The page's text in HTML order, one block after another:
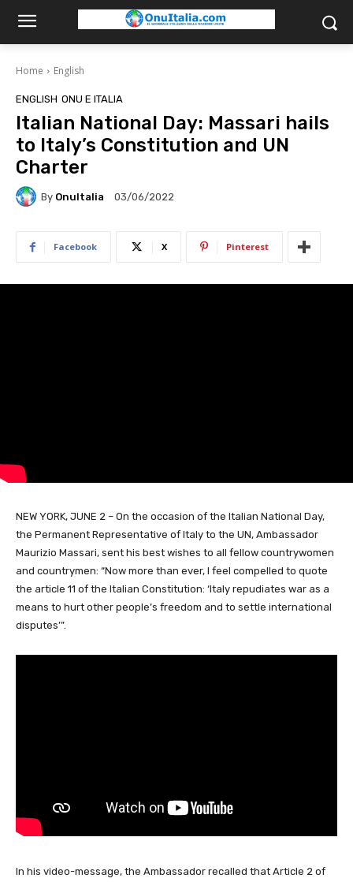
Home English
ENGLISH ONU E ITALIA
Italian National Day: Massari hails
to Italy’s Constitution and UN
Charter
By OnuItalia 03/06/2022
Facebook X Pinterest
NEW YORK, JUNE 2 – On the occasion of the Italian National Day,
the Permanent Representative of Italy to the UN, Ambassador
Maurizio Massari, sent his best wishes to all fellow countrywomen
and countrymen: “Now more than ever, I feel compelled to quote
the article 11 of the Italian Constitution: ‘Italy repudiates war as a
means to hurt other people’s freedom and to settle international
disputes’”.
In his video-message, the Ambassador recalled that Article 2 of